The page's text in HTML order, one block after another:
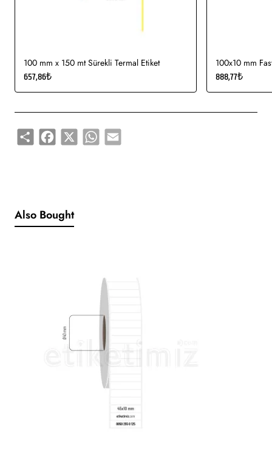
100 mm x 150 mt Sürekli Termal Etiket
657,86₺
100x10 mm
888,77₺
Share Facebook
X WhatsApp
Email
Also Bought